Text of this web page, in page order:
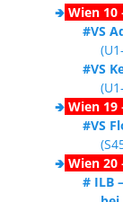
keine
meldet
🢂 Wien 10
#VS
(U1-
#VS
(U1-
🢂 Wien 19
#VS
🢂 Wien 20
# ILB